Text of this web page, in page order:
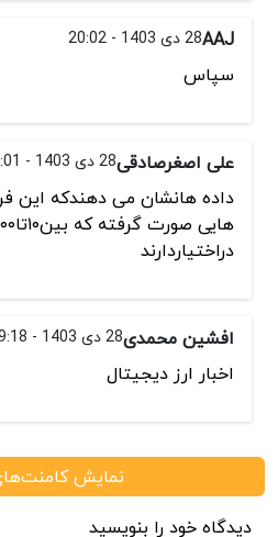
AAJ28 دی 1403 - 20:02
سپاس
علی اصغرصادقی28 دی 1403 - 20:01
داده هانشان می دهندکه
دراختیاردارند
افشین محمدی28 دی 1403 - 19:18
اخبار ارز دیجیتال
نمایش
دیدگاه خود را بنویسید